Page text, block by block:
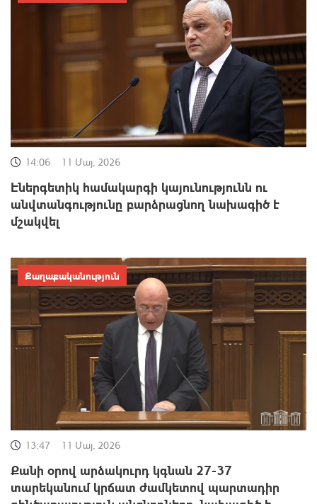
14:06 11 Մայ, 2026
Էներգետիկ համակարգի կայունությունն ու
անվտանգությունը բարձրացնող նախագիծ է
մշակվել
13:47 11 Մայ, 2026
Քանի օրով արձակուրդ կգնան 27-37
տարեկանում կրճատ ժամկետով պարտադիր
Քաղաքականություն